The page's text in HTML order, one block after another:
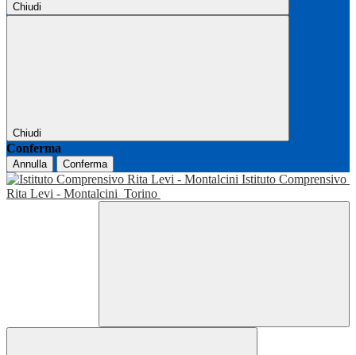
Chiudi
Chiudi
Conferma
Annulla Conferma
Istituto Comprensivo
Rita Levi - Montalcini Torino